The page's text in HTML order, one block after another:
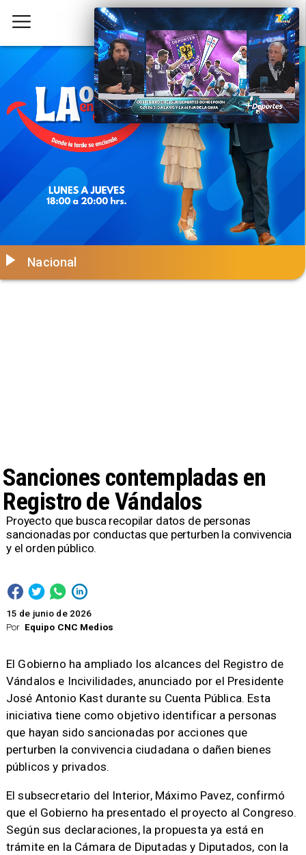
Por Equipo CNC Medios
Sanciones contempladas en
Registro de Vándalos
Nacional
15 de junio de 2026
Proyecto que busca recopilar datos de personas
sancionadas por conductas que perturben la convivencia
y el orden público.
El Gobierno ha ampliado los alcances del Registro de
Vándalos e Incivilidades, anunciado por el Presidente
José Antonio Kast durante su Cuenta Pública. Esta
iniciativa tiene como objetivo identificar a personas
que hayan sido sancionadas por acciones que
perturben la convivencia ciudadana o dañen bienes
públicos y privados.
El subsecretario del Interior, Máximo Pavez, confirmó
que el Gobierno ha presentado el proyecto al Congreso.
Según sus declaraciones, la propuesta ya está en
trámite en la Cámara de Diputadas y Diputados, con la